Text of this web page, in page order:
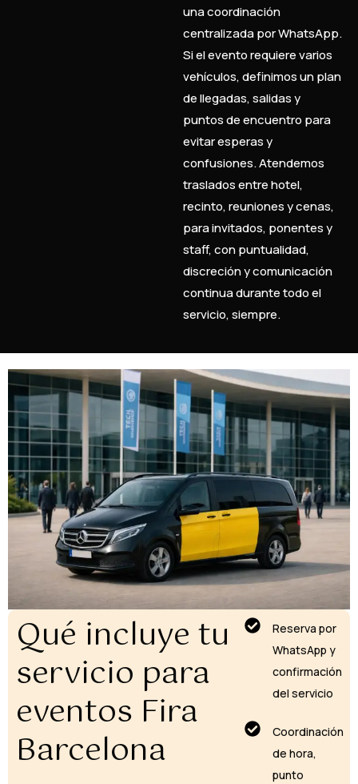
una coordinación
centralizada por WhatsApp.
Si el evento requiere varios
vehículos, definimos un plan
de llegadas, salidas y
puntos de encuentro para
evitar esperas y
confusiones. Atendemos
traslados entre hotel,
recinto, reuniones y cenas,
para invitados, ponentes y
staff, con puntualidad,
discreción y comunicación
continua durante todo el
servicio, siempre.
Qué incluye tu
servicio para
eventos Fira
Barcelona
Reserva por
WhatsApp y
confirmación
del servicio
Coordinación
de hora,
punto